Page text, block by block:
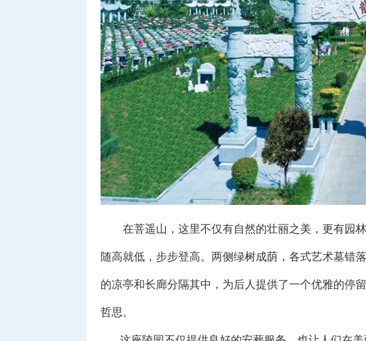
在菩遥山，这里不仅有自然的壮丽之美，更有园林
随高就低，步步登高。两侧绿树成荫，各式艺术墓错
的凉亭和长廊分隔其中，为后人提供了一个优雅的停
哲思。